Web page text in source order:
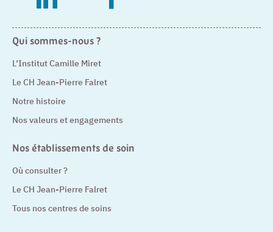
Qui sommes-nous ?
L’Institut Camille Miret
Le CH Jean-Pierre Falret
Notre histoire
Nos valeurs et engagements
Nos établissements de soin
Où consulter ?
Le CH Jean-Pierre Falret
Tous nos centres de soins